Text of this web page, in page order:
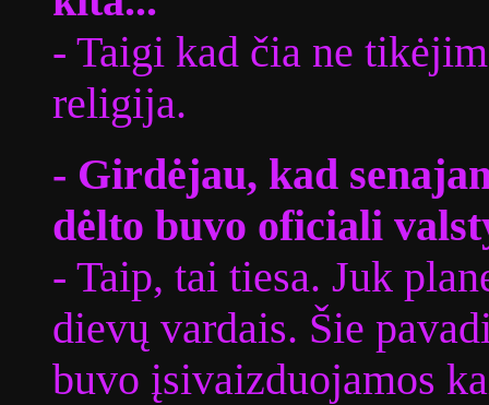
- Taigi kad čia ne
religija.
- Girdėjau, kad
dėlto buvo oficiali
- Taip, tai tiesa. Juk
dievų vardais. Šie
buvo įsivaizduojamos